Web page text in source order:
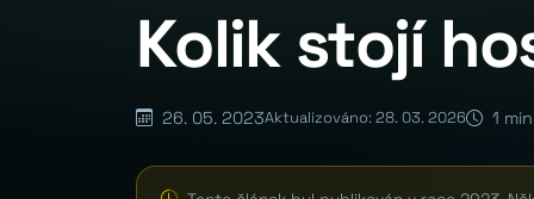
Kolik stojí
26. 05. 2023Aktualizováno: 28. 03. 2026 1